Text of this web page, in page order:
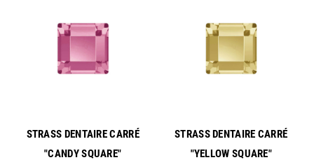
STRASS DENTAIRE CARRÉ
"CANDY SQUARE"
STRASS DENTAIRE CARRÉ
"YELLOW SQUARE"